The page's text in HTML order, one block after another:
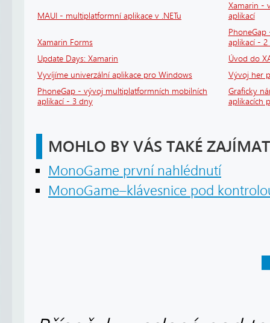
MAUI - multiplatformní aplikace v .NETu
Xamarin -
aplikací
Xamarin Forms
aplikací - 2
Update Days: Xamarin
Úvod do
Vyvíjíme univerzální aplikace pro Windows
Vývoj her
PhoneGap - vývoj multiplatformních mobilních
aplikací - 3 dny
Graficky
aplikacích
MOHLO BY VÁS TAKÉ ZAJÍMAT
MonoGame první nahlédnutí
MonoGame–klávesnice pod